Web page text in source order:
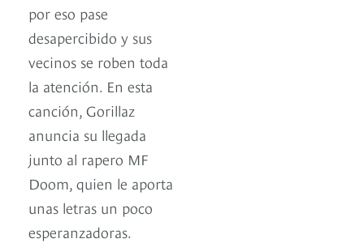
por eso pase
desapercibido y sus
vecinos se roben toda
la atención. En esta
canción, Gorillaz
anuncia su llegada
junto al rapero MF
Doom, quien le aporta
unas letras un poco
esperanzadoras.